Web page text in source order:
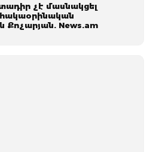
չէ մասնակցել
Քոչարյան. News.am